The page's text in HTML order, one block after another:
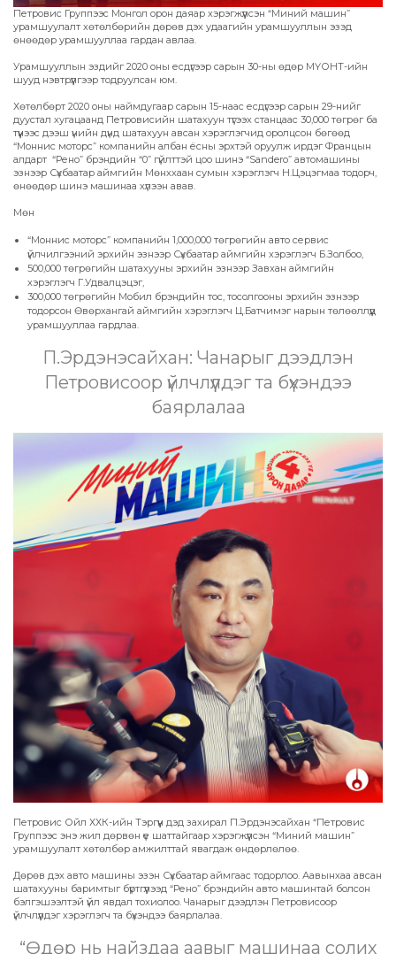
Петровис Группээс Монгол орон даяар хэрэгжүүлсэн “Миний машин”
урамшуулалт хөтөлбөрийн дөрөв дэх удаагийн урамшууллын эзэд
өнөөдөр урамшууллаа гардан авлаа.
Урамшууллын эздийг 2020 оны есдүгээр сарын 30-ны өдөр МҮОНТ-ийн
шууд нэвтрүүлгээр тодруулсан юм.
Хөтөлбөрт 2020 оны наймдугаар сарын 15-наас есдүгээр сарын 29-нийг
дуустал хугацаанд Петровисийн шатахуун түгээх станцаас 30,000 төгрөг ба
түүнээс дээш үнийн дүнд шатахуун авсан хэрэглэгчид оролцсон бөгөөд
“Моннис моторс” компанийн албан ёсны эрхтэй оруулж ирдэг Францын
алдарт “Рено” брэндийн “0” гүйлттэй цоо шинэ “Sandero” автомашины
эзнээр Сүхбаатар аймгийн Мөнххаан сумын хэрэглэгч Н.Цэцэгмаа тодорч,
өнөөдөр шинэ машинаа хүлээн авав.
Мөн
“Моннис моторс” компанийн 1,000,000 төгрөгийн авто сервис
үйлчилгээний эрхийн эзнээр Сүхбаатар аймгийн хэрэглэгч Б.Золбоо,
500,000 төгрөгийн шатахууны эрхийн эзнээр Завхан аймгийн
хэрэглэгч Г.Удвалцэцэг,
300,000 төгрөгийн Мобил брэндийн тос, тосолгооны эрхийн эзнээр
тодорсон Өвөрхангай аймгийн хэрэглэгч Ц.Батчимэг нарын төлөөллүүд
урамшууллаа гардлаа.
П.Эрдэнэсайхан: Чанарыг дээдлэн
Петровисоор үйлчлүүлдэг та бүхэндээ
баярлалаа
Петровис Ойл ХХК-ийн Тэргүүн дэд захирал П.Эрдэнэсайхан “Петровис
Группээс энэ жил дөрвөн үе шаттайгаар хэрэгжүүлсэн “Миний машин”
урамшуулалт хөтөлбөр амжилттай явагдаж өндөрлөлөө.
Дөрөв дэх авто машины эзэн Сүхбаатар аймгаас тодорлоо. Аавынхаа авсан
шатахууны баримтыг бүртгүүлээд “Рено” брэндийн авто машинтай болсон
бэлгэшээлтэй үйл явдал тохиолоо. Чанарыг дээдлэн Петровисоор
үйлчлүүлдэг хэрэглэгч та бүхэндээ баярлалаа.
“Өдөр нь найздаа аавыг машинаа солих